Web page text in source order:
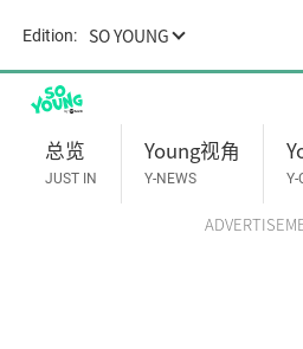
i
Edition: SO YOUNG
总览
JUST IN
Young视角
Y-NEWS Y-